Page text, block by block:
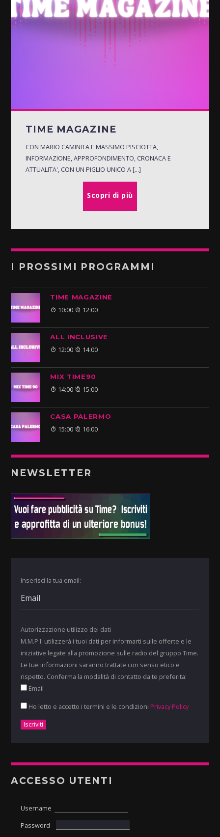
TIME MAGAZINE
CON MARIO CAMINITA E MASSIMO PISCIOTTA,
INFORMAZIONE, APPROFONDIMENTO, CRONACA E
ATTUALITA', CON UN PIGLIO UNICO A [...]
Scopri di più
I PROSSIMI PROGRAMMI
TIME MAGAZINE
10:00 12:00
ALL INCLUSIVE
12:00 14:00
MIX TIME90
14:00 15:00
CASA PALERMO
15:00 16:00
NEWSLETTER
Inserisci la tua email:
Autorizzazione utilizzo dei dati
M.M.P.I. utilizzerà i tuoi dati per informarti sulle offerte e le
iniziative legate alla promozione sulle radio del gruppo Time.
Le tue informazioni saranno trattate con senso etico e
rispetto. Conferma la modalità di contatto da te preferita:
Email
Ho letto e accetto i termini e le condizioni Privacy Policy
ACCESSO UTENTI
Username
Password